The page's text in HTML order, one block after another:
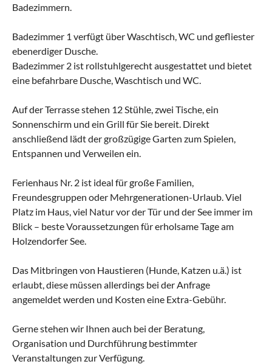
Badezimmern.
Badezimmer 1 verfügt über Waschtisch, WC und gefliester
ebenerdiger Dusche.
Badezimmer 2 ist rollstuhlgerecht ausgestattet und bietet
eine befahrbare Dusche, Waschtisch und WC.
Auf der Terrasse stehen 12 Stühle, zwei Tische, ein
Sonnenschirm und ein Grill für Sie bereit. Direkt
anschließend lädt der großzügige Garten zum Spielen,
Entspannen und Verweilen ein.
Ferienhaus Nr. 2 ist ideal für große Familien,
Freundesgruppen oder Mehrgenerationen-Urlaub. Viel
Platz im Haus, viel Natur vor der Tür und der See immer im
Blick – beste Voraussetzungen für erholsame Tage am
Holzendorfer See.
Das Mitbringen von Haustieren (Hunde, Katzen u.ä.) ist
erlaubt, diese müssen allerdings bei der Anfrage
angemeldet werden und Kosten eine Extra-Gebühr.
Gerne stehen wir Ihnen auch bei der Beratung,
Organisation und Durchführung bestimmter
Veranstaltungen zur Verfügung.